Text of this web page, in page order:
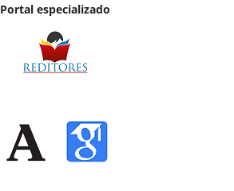
Portal especializado